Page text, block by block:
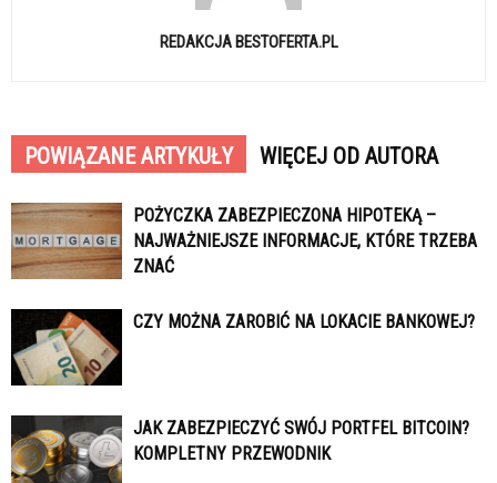
REDAKCJA BESTOFERTA.PL
POWIĄZANE ARTYKUŁY WIĘCEJ OD AUTORA
POŻYCZKA ZABEZPIECZONA HIPOTEKĄ –
NAJWAŻNIEJSZE INFORMACJE, KTÓRE TRZEBA
ZNAĆ
CZY MOŻNA ZAROBIĆ NA LOKACIE BANKOWEJ?
JAK ZABEZPIECZYĆ SWÓJ PORTFEL BITCOIN?
KOMPLETNY PRZEWODNIK